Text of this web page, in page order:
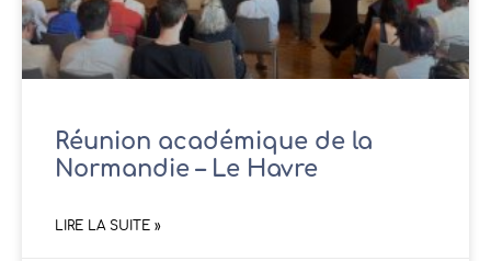
Réunion académique de la
Normandie – Le Havre
LIRE LA SUITE »